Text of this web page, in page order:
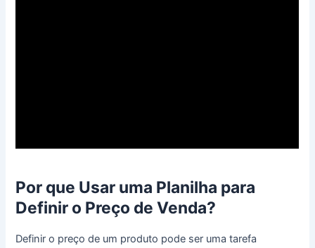
Por que Usar uma Planilha para
Definir o Preço de Venda?
Definir o preço de um produto pode ser uma tarefa